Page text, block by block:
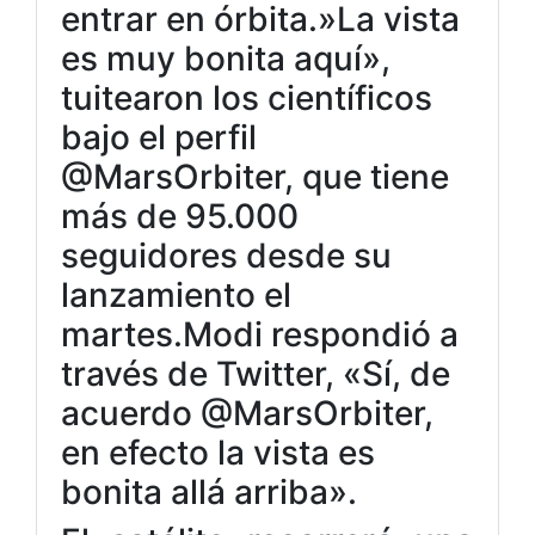
entrar en órbita.»La vista
es muy bonita aquí»,
tuitearon los científicos
bajo el perfil
@MarsOrbiter, que tiene
más de 95.000
seguidores desde su
lanzamiento el
martes.Modi respondió a
través de Twitter, «Sí, de
acuerdo @MarsOrbiter,
en efecto la vista es
bonita allá arriba».